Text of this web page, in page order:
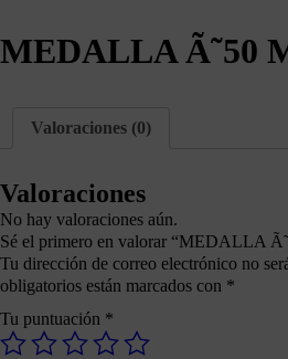
MEDALLA Ã˜50
Valoraciones (0)
Valoraciones
No hay valoraciones aún.
Sé el primero en valorar “MEDALLA
Tu dirección de correo electrónico no
obligatorios están marcados con *
Tu puntuación *